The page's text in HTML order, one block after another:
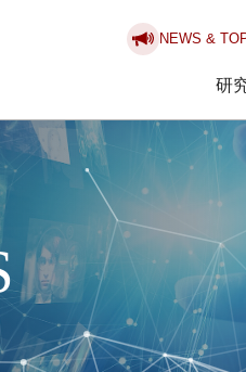
研
NEWS &